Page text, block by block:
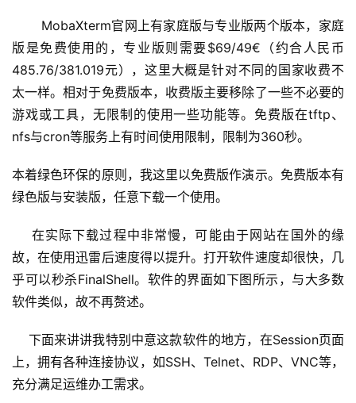
实
干
群
营
记
MobaXterm官网上有家庭版与专业版两个版本，家庭
版是免费使用的，专业版则需要$69/49€（约合人民币
485.76/381.019元），这里大概是针对不同的国家收费不
太一样。相对于免费版本，收费版主要移除了一些不必要的
游戏或工具，无限制的使用一些功能等。免费版在tftp、
nfs与cron等服务上有时间使用限制，限制为360秒。
本着绿色环保的原则，我这里以免费版作演示。免费版本有
绿色版与安装版，任意下载一个使用。
在实际下载过程中非常慢，可能由于网站在国外的缘
故，在使用迅雷后速度得以提升。打开软件速度却很快，几
乎可以秒杀FinalShell。软件的界面如下图所示，与大多数
软件类似，故不再赘述。
下面来讲讲我特别中意这款软件的地方，在Session页面
上，拥有各种连接协议，如SSH、Telnet、RDP、VNC等，
充分满足运维办工需求。